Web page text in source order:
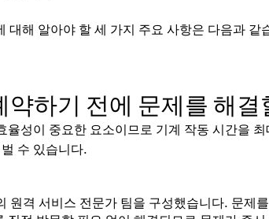
대해 알아야 할 세 가지 주요 사항은 다음과 같
약하기 전에 문제를 해
율성이 중요한 요소이므로 기계 작동 시간을
수 있습니다.
원격 서비스 전문가 팀을 구성했습니다. 문제